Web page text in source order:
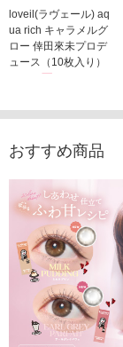
loveil(ラヴェール) aq
ua rich キャラメルグ
ロー 倖田來未プロデ
ュース（10枚入り）
おすすめ商品